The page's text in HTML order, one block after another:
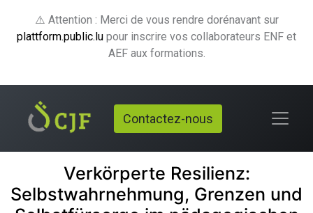
⚠️ Attention : Merci de vous rendre dorénavant sur
plattform.public.lu pour inscrire vos collaborateurs ENF et
AEF aux formations.
Contactez-nous
Verkörperte Resilienz:
Selbstwahrnehmung, Grenzen und